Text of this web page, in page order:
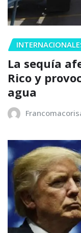
La sequía
Rico y
agua